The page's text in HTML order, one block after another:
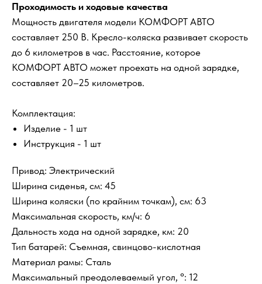
Проходимость и ходовые качества
Мощность двигателя модели КОМФОРТ АВТО
составляет 250 В. Кресло-коляска развивает скорость
до 6 километров в час. Расстояние, которое
КОМФОРТ АВТО может проехать на одной зарядке,
составляет 20–25 километров.
Комплектация:
Изделие - 1 шт
Инструкция - 1 шт
Привод: Электрический
Ширина сиденья, см: 45
Ширина коляски (по крайним точкам), см: 63
Максимальная скорость, км/ч: 6
Дальность хода на одной зарядке, км: 20
Тип батарей: Съемная, свинцово-кислотная
Материал рамы: Сталь
Максимальный преодолеваемый угол, °: 12